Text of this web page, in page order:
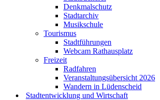
Denkmalschutz
Stadtarchiv
Musikschule
Tourismus
Stadtführungen
Webcam Rathausplatz
Freizeit
Radfahren
Veranstaltungsübersicht 2026
Wandern in Lüdenscheid
Stadtentwicklung und Wirtschaft